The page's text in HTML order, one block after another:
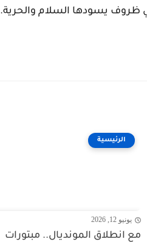
ظروف يسودها السلام والحرية.
الرئيسية
يونيو 12, 2026
مع انطلاق المونديال.. مبتورات